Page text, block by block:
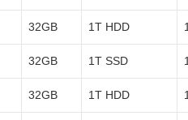
32GB 1T HDD
32GB 1T SSD
32GB 1T HDD